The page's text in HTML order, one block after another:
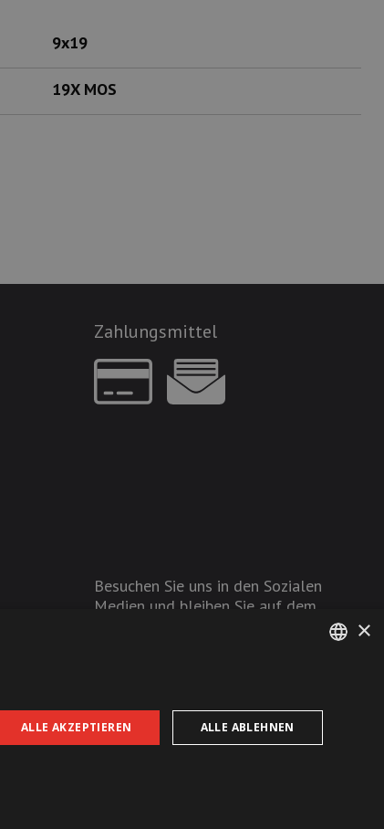
9x19
19X MOS
Zahlungsmittel
Besuchen Sie uns in den Sozialen
Medien und bleiben Sie auf dem
FRENCH
×
ALLE AKZEPTIEREN ALLE ABLEHNEN